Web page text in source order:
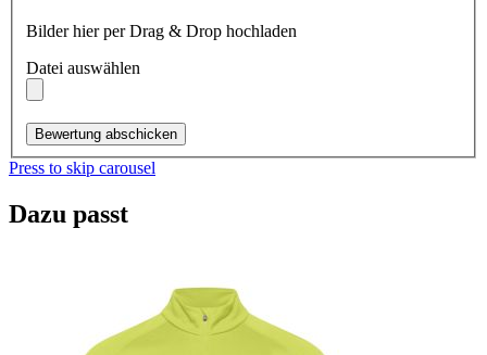
Bilder hier per Drag & Drop hochladen
Datei auswählen
Bewertung abschicken
Press to skip carousel
Dazu passt